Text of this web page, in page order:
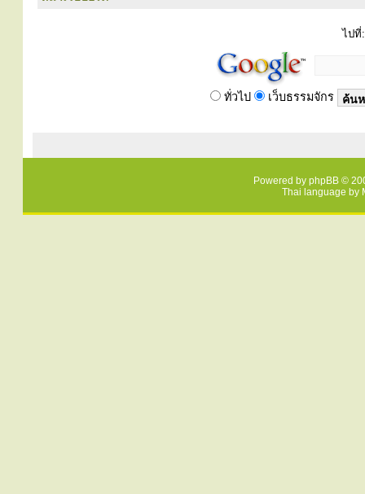
ไปที่:
ทั่วไป เว็บธรรมจักร
Powered by phpBB ©
Thai language by